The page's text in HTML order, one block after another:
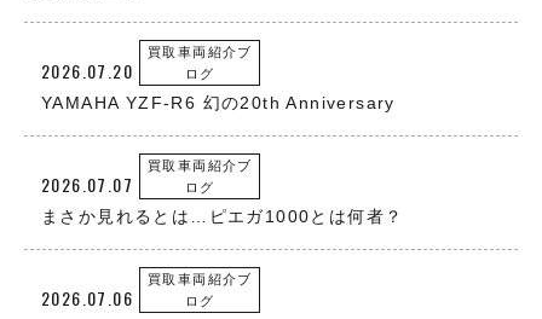
2026.07.20
買取車両紹介ブ
ログ
YAMAHA YZF-R6 幻の20th Anniversary
2026.07.07
買取車両紹介ブ
ログ
まさか見れるとは…ピエガ1000とは何者？
2026.07.06
買取車両紹介ブ
ログ